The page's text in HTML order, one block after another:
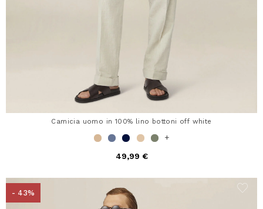
Camicia uomo in 100% lino bottoni off white
+
49,99 €
- 43%